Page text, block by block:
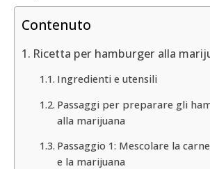
Contenuto
Ricetta per hamburger alla
Ingredienti e utensili
Passaggi per preparare gli
alla marijuana
Passaggio 1: Mescolare la
e la marijuana